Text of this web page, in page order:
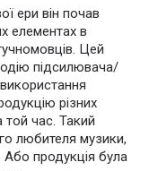
ери він почав
елементах в
Цей
підсилювача/
різних
той час. Такий
любителя музики,
Або продукція була